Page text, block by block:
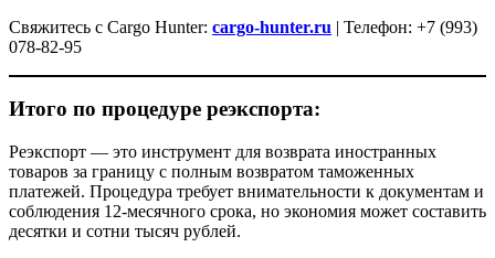
Свяжитесь с Cargo Hunter: cargo-hunter.ru | Телефон: +7 (993)
078-82-95
Итого по процедуре реэкспорта:
Реэкспорт — это инструмент для возврата иностранных
товаров за границу с полным возвратом таможенных
платежей. Процедура требует внимательности к документам и
соблюдения 12-месячного срока, но экономия может составить
десятки и сотни тысяч рублей.